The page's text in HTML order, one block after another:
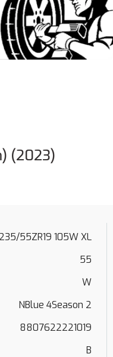
(2023)
235/55ZR19 105W XL
55
W
NBlue 4Season 2
8807622221019
B